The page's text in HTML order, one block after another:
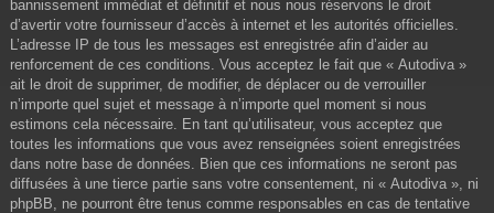
bannissement immédiat et définitif et nous nous réservons le droit
d’avertir votre fournisseur d’accès à internet et les autorités officielles.
L’adresse IP de tous les messages est enregistrée afin d’aider au
renforcement de ces conditions. Vous acceptez le fait que « Autodiva »
ait le droit de supprimer, de modifier, de déplacer ou de verrouiller
n’importe quel sujet et message à n’importe quel moment si nous
estimons cela nécessaire. En tant qu’utilisateur, vous acceptez que
toutes les informations que vous avez renseignées soient enregistrées
dans notre base de données. Bien que ces informations ne seront pas
diffusées à une tierce partie sans votre consentement, ni « Autodiva », ni
phpBB, ne pourront être tenus comme responsables en cas de tentative